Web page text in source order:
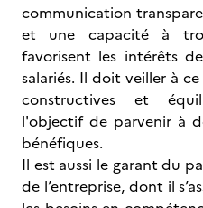
communication
et une capacité à
favorisent les intérêts
salariés. Il doit veiller à
constructives et
l'objectif de parvenir à
bénéfiques.
Il est aussi le garant du
de l’entreprise, dont il